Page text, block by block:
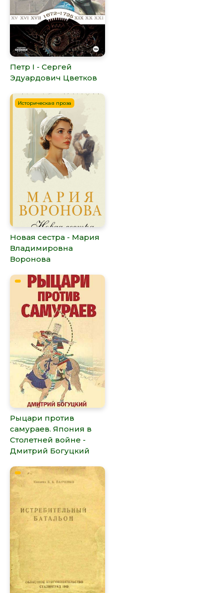
Петр I - Сергей
Эдуардович Цветков
Историческая проза
Новая сестра - Мария
Владимировна
Воронова
Рыцари против
самураев. Япония в
Столетней войне -
Дмитрий Богуцкий